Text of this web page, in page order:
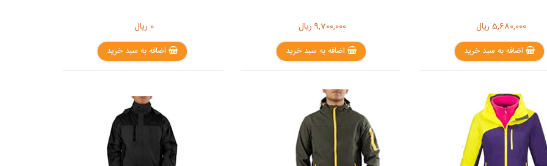
5,680,000 ریال
اضافه به سبد خرید
9,700,000ریال
اضافه به سبد خرید
0 ریال
اضافه به سبد خرید